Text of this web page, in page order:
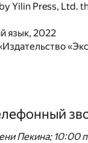
Yilin Press, Ltd.
язык, 2022
Пекина; 10:00